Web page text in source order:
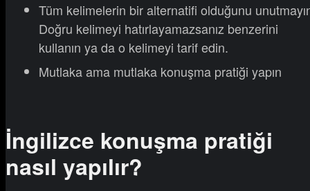
Tüm kelimelerin bir alternatifi olduğunu
Doğru kelimeyi hatırlayamazsanız benzerini
kullanın ya da o kelimeyi tarif edin.
Mutlaka ama mutlaka konuşma pratiği yapın
İngilizce konuşma pratiği
nasıl yapılır?